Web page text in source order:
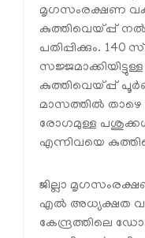
മൃഗസംരക്ഷണ
കുത്തിവെയ്പ്പ്
പതിപ്പിക്കും.
കുത്തിവെയ്പ്പ്
മാസത്തില്‍ താഴെ
രോഗമുള്ള
എന്നിവയെ
ജില്ലാ
എല്‍ അധ്യക്ഷത
കേന്ദ്രത്തിലെ